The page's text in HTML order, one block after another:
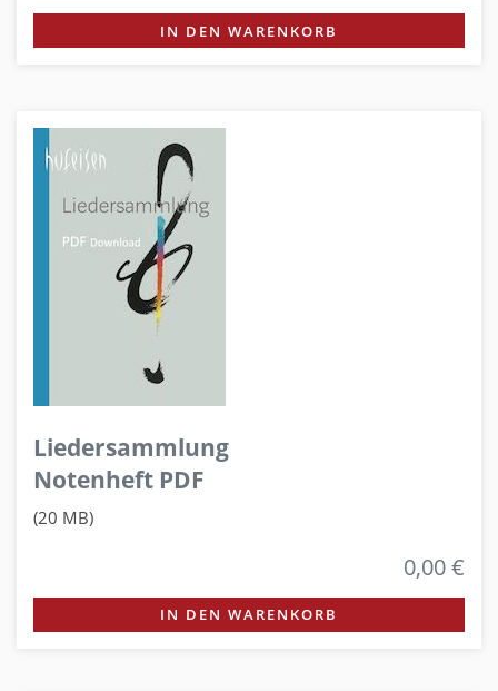
IN DEN WARENKORB
Liedersammlung
Notenheft PDF
(20 MB)
0,00 €
IN DEN WARENKORB